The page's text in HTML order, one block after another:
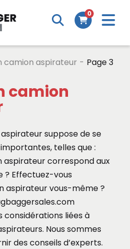
Search
0
Cart
camion aspirateur - Page 3
camion
aspirateur suppose de se
telles que :
aspirateur correspond aux
? Effectuez-vous
aspirateur vous-même ?
liées à
Nous sommes
des conseils d’experts.